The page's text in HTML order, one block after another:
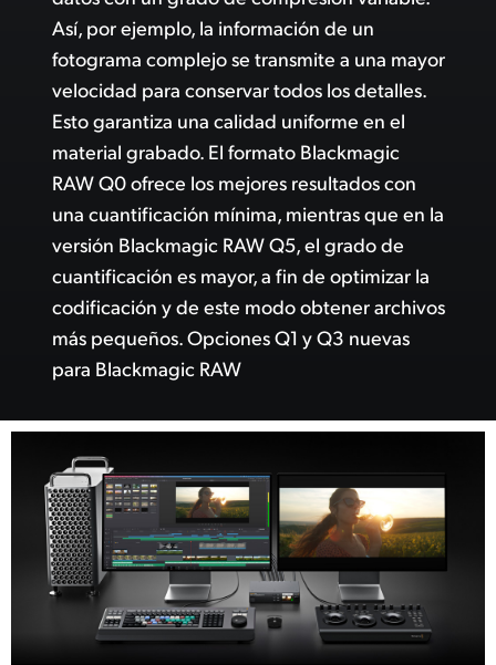
Así, por ejemplo, la información de un
fotograma complejo se transmite a una mayor
velocidad para conservar todos los detalles.
Esto garantiza una calidad uniforme en el
material grabado. El formato Blackmagic
RAW Q0 ofrece los mejores resultados con
una cuantificación mínima, mientras que en la
versión Blackmagic RAW Q5, el grado de
cuantificación es mayor, a fin de optimizar la
codificación y de este modo obtener archivos
más pequeños. Opciones Q1 y Q3 nuevas
para Blackmagic RAW